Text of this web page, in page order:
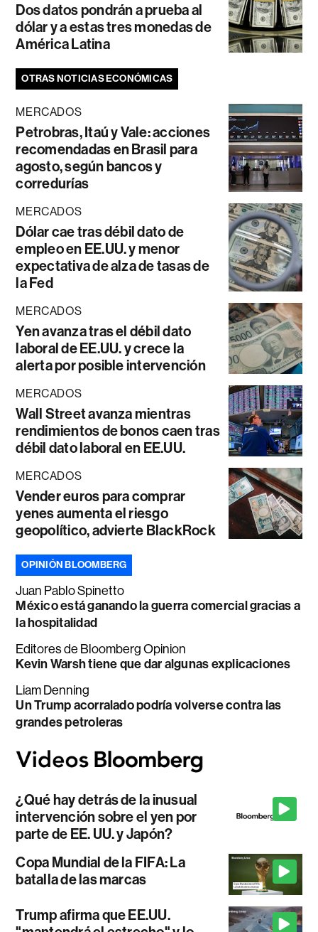
Dos datos pondrán a prueba al
dólar y a estas tres monedas de
América Latina
OTRAS NOTICIAS ECONÓMICAS
MERCADOS
Petrobras, Itaú y Vale: acciones
recomendadas en Brasil para
agosto, según bancos y
corredurías
MERCADOS
Dólar cae tras débil dato de
empleo en EE.UU. y menor
expectativa de alza de tasas de
la Fed
MERCADOS
Yen avanza tras el débil dato
laboral de EE.UU. y crece la
alerta por posible intervención
MERCADOS
Wall Street avanza mientras
rendimientos de bonos caen tras
débil dato laboral en EE.UU.
MERCADOS
Vender euros para comprar
yenes aumenta el riesgo
geopolítico, advierte BlackRock
OPINIÓN BLOOMBERG
Juan Pablo Spinetto
México está ganando la guerra comercial gracias a
la hospitalidad
Editores de Bloomberg Opinion
Kevin Warsh tiene que dar algunas explicaciones
Liam Denning
Un Trump acorralado podría volverse contra las
grandes petroleras
¿Qué hay detrás de la inusual
intervención sobre el yen por
parte de EE. UU. y Japón?
Copa Mundial de la FIFA: La
batalla de las marcas
Trump afirma que EE.UU.